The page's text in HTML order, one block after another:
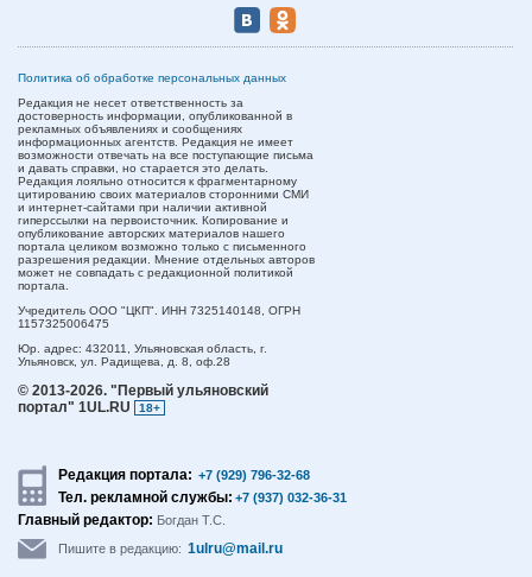
Политика об обработке персональных данных
Редакция не несет ответственность за
достоверность информации, опубликованной в
рекламных объявлениях и сообщениях
информационных агентств. Редакция не имеет
возможности отвечать на все поступающие письма
и давать справки, но старается это делать.
Редакция лояльно относится к фрагментарному
цитированию своих материалов сторонними СМИ
и интернет-сайтами при наличии активной
гиперссылки на первоисточник. Копирование и
опубликование авторских материалов нашего
портала целиком возможно только с письменного
разрешения редакции. Мнение отдельных авторов
может не совпадать с редакционной политикой
портала.
Учредитель ООО "ЦКП". ИНН 7325140148, ОГРН
1157325006475
Юр. адрес: 432011, Ульяновская область, г.
Ульяновск, ул. Радищева, д. 8, оф.28
© 2013-2026. "Первый ульяновский
портал" 1UL.RU
18+
Редакция портала: +7 (929) 796-32-68
Тел. рекламной службы: +7 (937) 032-36-31
Главный редактор: Богдан Т.С.
Пишите в редакцию: 1ulru@mail.ru